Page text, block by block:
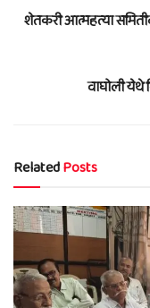
शेतकरी आत्महत्या
वाघोली येथे
RelatedPosts